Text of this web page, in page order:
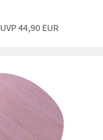
UVP 44,90 EUR